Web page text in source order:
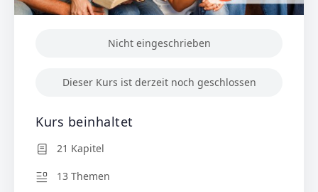
Nicht eingeschrieben
Dieser Kurs ist derzeit noch geschlossen
Kurs beinhaltet
21 Kapitel
13 Themen